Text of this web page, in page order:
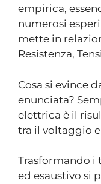
empirica,
numerosi
mette in
Resistenza,
Cosa si evince
enunciata?
elettrica è il
tra il voltaggio e
Trasformando i
ed esaustivo si